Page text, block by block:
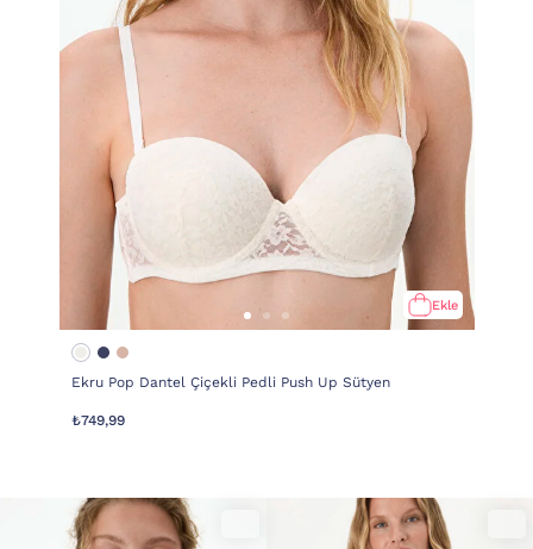
Ekle
Ekru Pop Dantel Çiçekli Pedli Push Up Sütyen
₺749,99